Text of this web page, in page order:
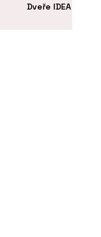
Dveře IDEA DOOR